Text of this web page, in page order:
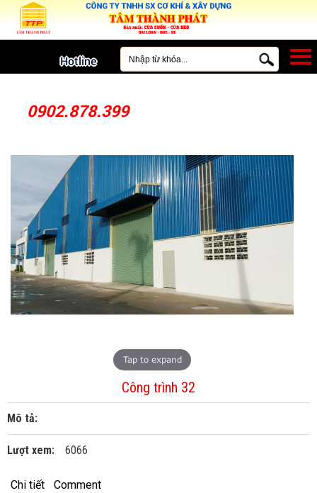
Hotline
0902.878.399
Tap to expand
Công trình 32
Mô tả:
Lượt xem: 6066
Chi tiết Comment